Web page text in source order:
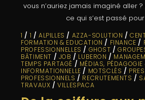
vous n’auriez jamais imaginé aller
ce qui s’est passé pour
1 / 1 /ALPILLES / AZZA-SOLUTION /
FORMATION & EDUCATION / FINANCE /
PROFESSIONNELLES / GHOST /
BÂTIMENT / JOB / LUBERON /
TEMPS PARTAGÉ / MÉDIAS, PÉDAGOGIE
INFORMATIONNELLE / MOTSCLÉS /
PROFESSIONNELS / RECRUTEMENTS /
TRAVAUX /VILLESPACA